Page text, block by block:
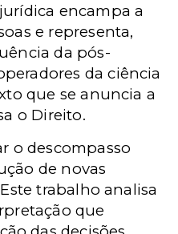
encampa a
e representa,
da pós-
da ciência
que se anuncia a
o Direito.
o descompasso
de novas
trabalho analisa
que